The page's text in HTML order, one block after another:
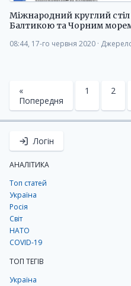
Міжнародний круглий стіл
Балтикою та Чорним
08:44, 17-го червня 2020 ·
«
Попередня
1 2
Логін
АНАЛІТИКА
Топ статей
Україна
Росія
Світ
НАТО
COVID-19
ТОП ТЕГІВ
Україна